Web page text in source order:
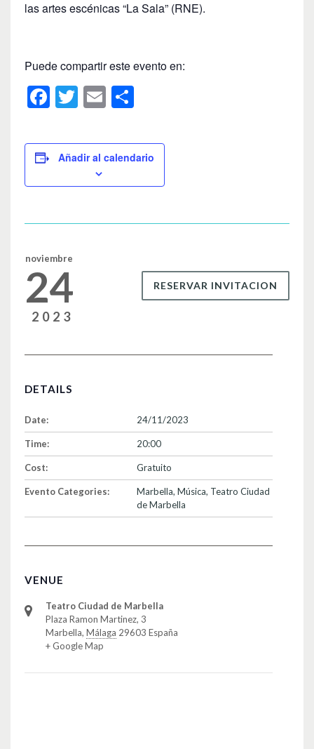
las artes escénicas “La Sala” (RNE).
Puede compartir este evento en:
F
c
e
b
o
k
T
tt
er
E
ailm
p
ar
Añadir al calendario
noviembre
24
2023
RESERVAR INVITACION
DETAILS
Date: 24/11/2023
Time: 20:00
Cost: Gratuito
Evento Categories: Marbella, Música, Teatro Ciudad
de Marbella
VENUE
Teatro Ciudad de Marbella
Plaza Ramon Martinez, 3
Marbella, Málaga 29603 España
+ Google Map